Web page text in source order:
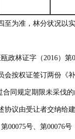
至为准，林分状况以
政林证字（2016）
按权证签订两份《
同规定期限未采伐
协议由受让者交纳给
第00075号、第